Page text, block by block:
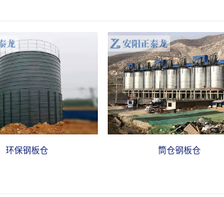
环保钢板仓 筒仓钢板仓